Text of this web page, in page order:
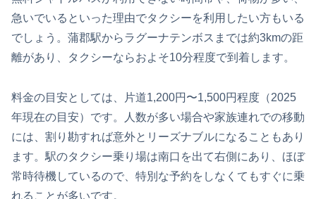
急いでいるといった理由でタクシーを利用したい方もいる
でしょう。蒲郡駅からラグーナテンボスまでは約3kmの距
離があり、タクシーならおよそ10分程度で到着します。
料金の目安としては、片道1,200円〜1,500円程度（2025
年現在の目安）です。人数が多い場合や家族連れでの移動
には、割り勘すれば意外とリーズナブルになることもあり
ます。駅のタクシー乗り場は南口を出て右側にあり、ほぼ
常時待機しているので、特別な予約をしなくてもすぐに乗
れることが多いです。